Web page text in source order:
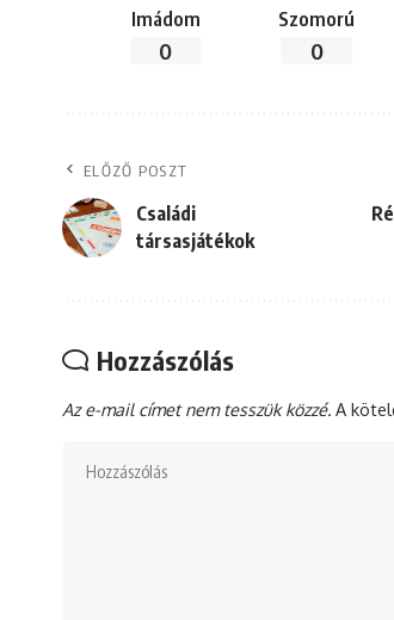
Imádom
0
Szomorú
0
ELŐZŐ POSZT
Családi
társasjátékok
Hozzászólás
Az e-mail címet nem tesszük közzé. A